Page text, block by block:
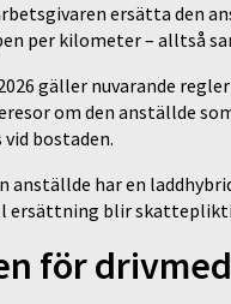
ersätta den
per kilometer – alltså
gäller nuvarande
om den anställde
bostaden.
anställde har en
ersättning blir
för